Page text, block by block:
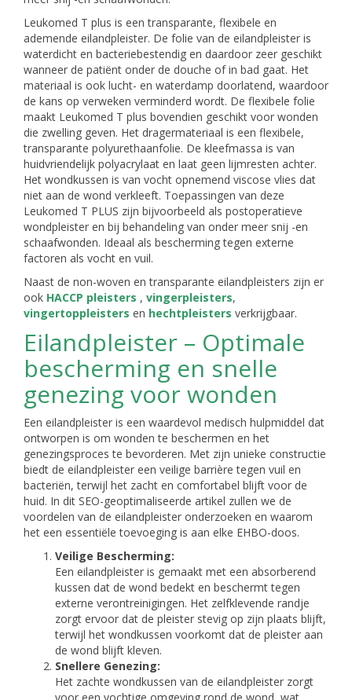
Leukomed T plus is een transparante, flexibele en
ademende eilandpleister. De folie van de eilandpleister is
waterdicht en bacteriebestendig en daardoor zeer geschikt
wanneer de patiënt onder de douche of in bad gaat. Het
materiaal is ook lucht- en waterdamp doorlatend, waardoor
de kans op verweken verminderd wordt. De flexibele folie
maakt Leukomed T plus bovendien geschikt voor wonden
die zwelling geven. Het dragermateriaal is een flexibele,
transparante polyurethaanfolie. De kleefmassa is van
huidvriendelijk polyacrylaat en laat geen lijmresten achter.
Het wondkussen is van vocht opnemend viscose vlies dat
niet aan de wond verkleeft. Toepassingen van deze
Leukomed T PLUS zijn bijvoorbeeld als postoperatieve
wondpleister en bij behandeling van onder meer snij -en
schaafwonden. Ideaal als bescherming tegen externe
factoren als vocht en vuil.
Naast de non-woven en transparante eilandpleisters zijn er
ook HACCP pleisters , vingerpleisters,
vingertoppleisters en hechtpleisters verkrijgbaar.
Eilandpleister – Optimale
bescherming en snelle
genezing voor wonden
Een eilandpleister is een waardevol medisch hulpmiddel dat
ontworpen is om wonden te beschermen en het
genezingsproces te bevorderen. Met zijn unieke constructie
biedt de eilandpleister een veilige barrière tegen vuil en
bacteriën, terwijl het zacht en comfortabel blijft voor de
huid. In dit SEO-geoptimaliseerde artikel zullen we de
voordelen van de eilandpleister onderzoeken en waarom
het een essentiële toevoeging is aan elke EHBO-doos.
Veilige Bescherming:
Een eilandpleister is gemaakt met een absorberend
kussen dat de wond bedekt en beschermt tegen
externe verontreinigingen. Het zelfklevende randje
zorgt ervoor dat de pleister stevig op zijn plaats blijft,
terwijl het wondkussen voorkomt dat de pleister aan
de wond blijft kleven.
Snellere Genezing:
Het zachte wondkussen van de eilandpleister zorgt